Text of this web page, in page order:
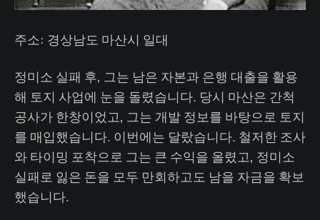
주소: 경상남도 마산시 일대
정미소 실패 후, 그는 남은 자본과 은행 대출을 활용
해 토지 사업에 눈을 돌렸습니다. 당시 마산은 간척
공사가 한창이었고, 그는 개발 정보를 바탕으로 토지
를 매입했습니다. 이번에는 달랐습니다. 철저한 조사
와 타이밍 포착으로 그는 큰 수익을 올렸고, 정미소
실패로 잃은 돈을 모두 만회하고도 남을 자금을 확보
했습니다.